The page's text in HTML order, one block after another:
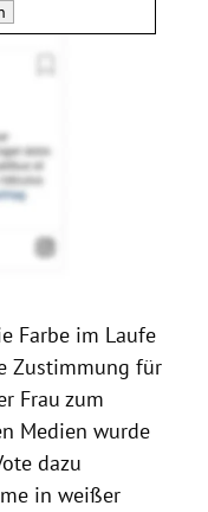
Farbe im Laufe
Zustimmung für
Frau zum
Medien wurde
dazu
in weißer